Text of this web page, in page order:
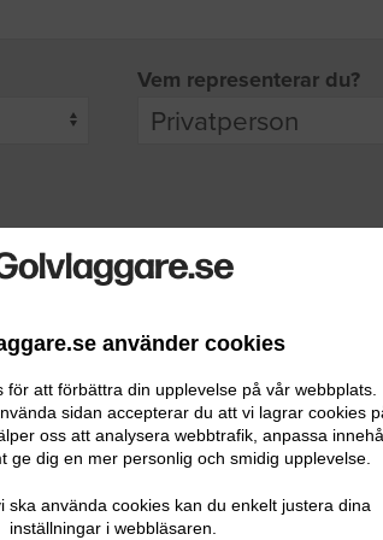
använder cookies
för att förbättra din upplevelse på vår webbplats.
sidan accepterar du att vi lagrar cookies
oss att analysera webbtrafik, anpassa
ge dig en mer personlig och smidig upplevelse.
ska använda cookies kan du enkelt justera dina
inställningar i webbläsaren.
Vem representerar du?
möjlighet att ta kontakt med dig.
Ditt telefonnummer